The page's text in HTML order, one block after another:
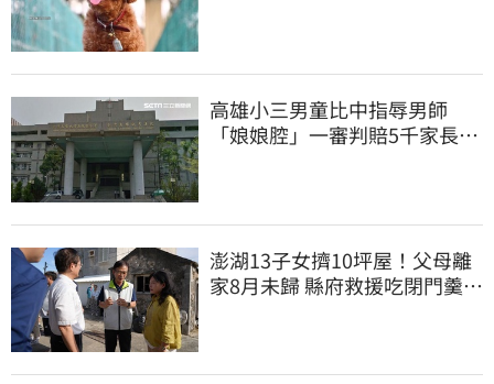
高雄小三男童比中指辱男師
「娘娘腔」一審判賠5千家長不
澎湖13子女擠10坪屋！父母離
家8月未歸 縣府救援吃閉門羹原